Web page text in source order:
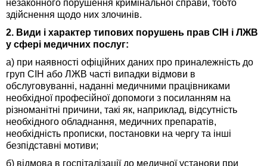
незаконного порушення кримінальної справи, тобто
здійснення щодо них злочинів.
2. Види і характер типових порушень прав СІН і ЛЖВ
у сфері медичних послуг:
а) при наявності офіційних даних про приналежність до
груп СІН або ЛЖВ часті випадки відмови в
обслуговуванні, наданні медичними працівниками
необхідної професійної допомоги з посиланням на
різноманітні причини, такі як, наприклад, відсутність
необхідного обладнання, медичних препаратів,
необхідність прописки, постановки на чергу та інші
безпідставні мотиви;
б) відмова в госпіталізації до медичної установи при